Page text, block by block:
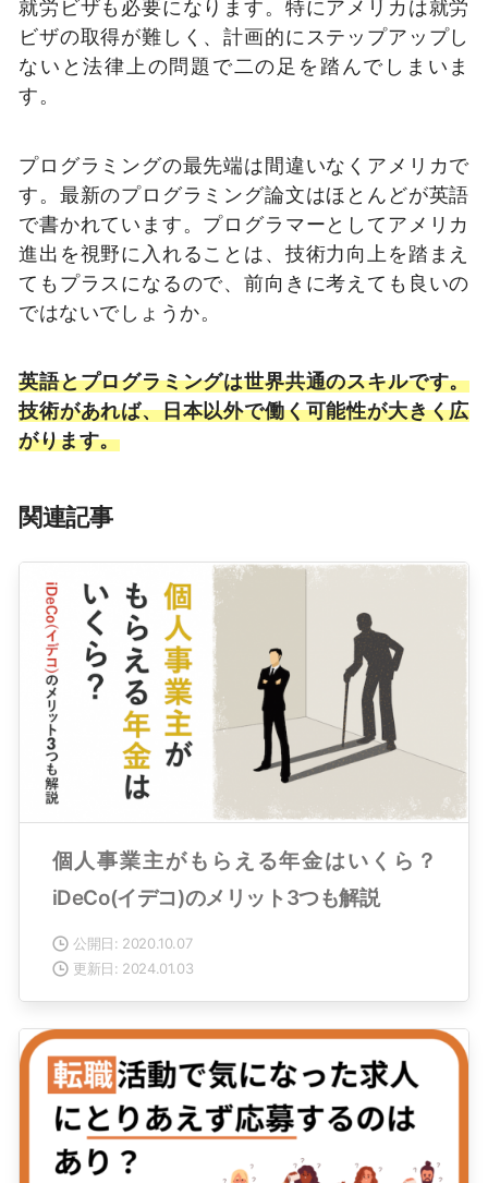
就労ビザも必要になります。特にアメリカは就労
ビザの取得が難しく、計画的にステップアップし
ないと法律上の問題で二の足を踏んでしまいま
す。
プログラミングの最先端は間違いなくアメリカで
す。最新のプログラミング論文はほとんどが英語
で書かれています。プログラマーとしてアメリカ
進出を視野に入れることは、技術力向上を踏まえ
てもプラスになるので、前向きに考えても良いの
ではないでしょうか。
英語とプログラミングは世界共通のスキルです。
技術があれば、日本以外で働く可能性が大きく広
がります。
関連記事
個人事業主がもらえる年金はいくら？
iDeCo(イデコ)のメリット3つも解説
公開日: 2020.10.07
更新日: 2024.01.03